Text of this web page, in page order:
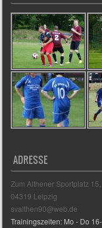
ADRESSE
Zum Althener Sportplatz 15,
04319 Leipzig
svalthen90@web.de
Trainingszeiten: Mo - Do